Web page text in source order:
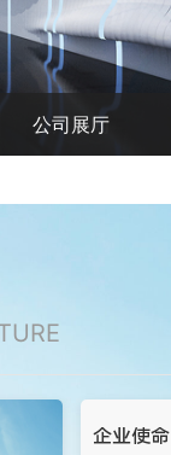
成品仓库
公司前台
办公区域
企业荣誉
生产车间
公司展厅
企业使命